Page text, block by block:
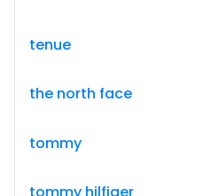
tenue
the north face
tommy